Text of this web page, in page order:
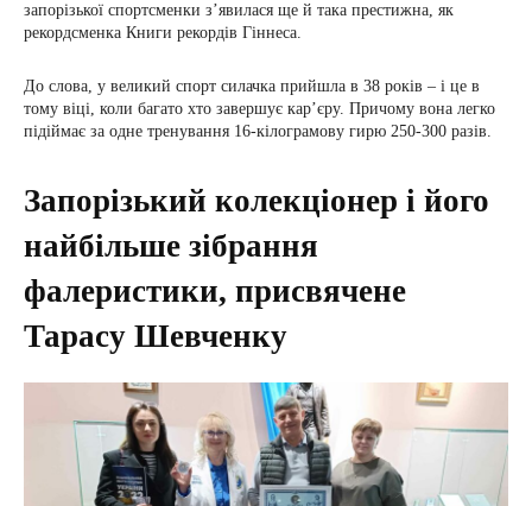
запорізької спортсменки з’явилася ще й така престижна, як
рекордсменка Книги рекордів Гіннеса.
До слова, у великий спорт силачка прийшла в 38 років – і це в
тому віці, коли багато хто завершує кар’єру. Причому вона легко
підіймає за одне тренування 16-кілограмову гирю 250-300 разів.
Запорізький колекціонер і його
найбільше зібрання
фалеристики, присвячене
Тарасу Шевченку